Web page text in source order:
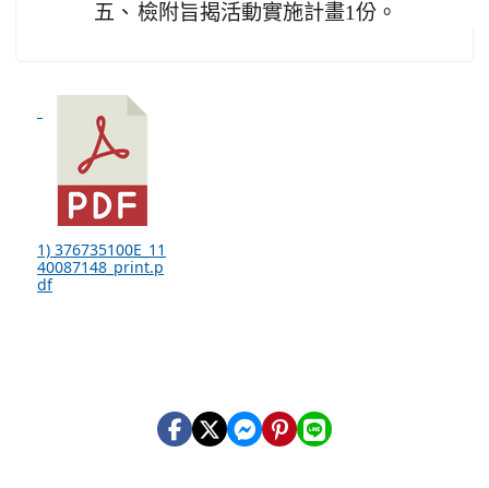
五、 檢附旨揭活動實施計畫1份。
1) 376735100E_11
40087148_print.p
df